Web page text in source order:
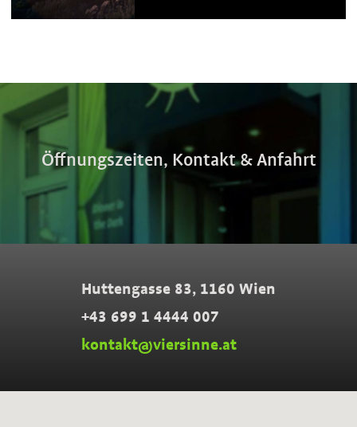
Öffnungszeiten, Kontakt & Anfahrt
Huttengasse 83, 1160 Wien
+43 699 1 4444 007
kontakt@viersinne.at